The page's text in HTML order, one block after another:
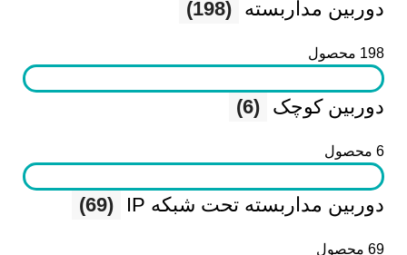
دوربین مداربسته (198)
198 محصول
دوربین کوچک (6)
6 محصول
دوربین مداربسته تحت شبکه IP (69)
69 محصول